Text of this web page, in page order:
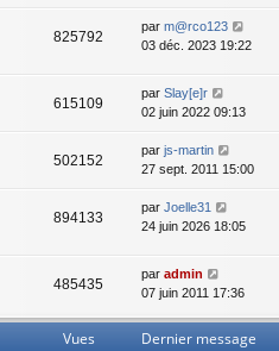
g
s
s
g
e
i
e
m
e
s
a
e
e
e
i
m
s
g
825792
par m@rco123
03 déc. 2023 19:22
615109
par Slay[e]r
02 juin 2022 09:13
502152
par js-martin
27 sept. 2011 15:00
894133
par Joelle31
24 juin 2026 18:05
485435
par admin
07 juin 2011 17:36
Vues Dernier message